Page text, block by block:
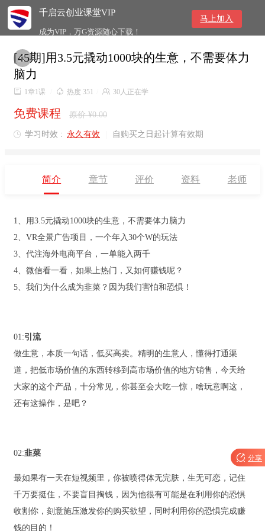
千启云创业课堂VIP
成为VIP，万G资源随心下载！
马上加入

[45期]用3.5元撬动1000块的生意，不需要体力
脑力
 1章1课  热度 351  30人正在学
免费课程 原价 ¥0.00
 学习时效 : 永久有效 自购买之日起计算有效期
简介 章节 评价 资料 老师
1、用3.5元撬动1000块的生意，不需要体力脑力
2、VR全景广告项目，一个年入30个W的玩法
3、代注海外电商平台，一单能入两千
4、微信看一看，如果上热门，又如何赚钱呢？
5、我们为什么成为韭菜？因为我们害怕和恐惧！
01:引流
做生意，本质一句话，低买高卖。精明的生意人，懂得打通渠
道，把低市场价值的东西转移到高市场价值的地方销售，今天给
大家的这个产品，十分常见，你甚至会大吃一惊，啥玩意啊这，
还有这操作，是吧？
02:韭菜
最如果有一天在短视频里，你被喷得体无完肤，生无可恋，记住
千万要挺住，不要盲目掏钱，因为他很有可能是在利用你的恐惧
收割你，刻意施压激发你的购买欲望，同时利用你的恐惧完成赚
钱的目的！
 分享